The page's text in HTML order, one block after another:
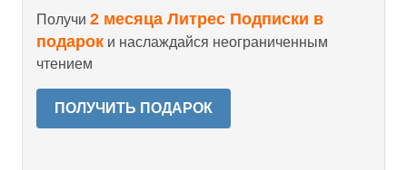
Получи 2 месяца Литрес Подписки в
подарок и наслаждайся неограниченным
чтением
ПОЛУЧИТЬ ПОДАРОК